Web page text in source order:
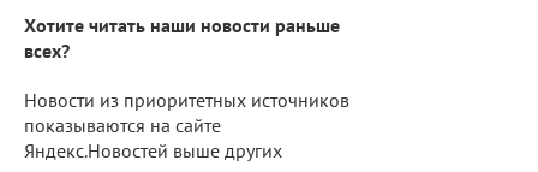
Хотите читать наши новости раньше
всех?
Новости из приоритетных источников
показываются на сайте
Яндекс.Новостей выше других